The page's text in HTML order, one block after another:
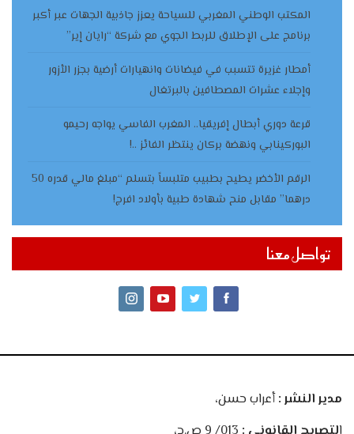
المكتب الوطني المغربي للسياحة يعزز جاذبية الجهات عبر أكبر
برنامج على الإطلاق للربط الجوي مع شركة “رايان إير”
أمطار غزيرة تتسبب في فيضانات وانهيارات أرضية بجزر الأزور
وإجلاء عشرات المصطافين بالبرتغال
قرعة دوري أبطال إفريقيا.. المغرب الفاسي يواجه رحيمو
البوركينابي ونهضة بركان ينتظر الفائز ..!
الرقم الأخضر يطيح بطبيب متلبساً بتسلم “مبلغ مالي قدره 50
درهما” مقابل منح شهادة طبية بأولاد افرج!
تواصل معنا
مدير النشر :أعراب حسن،